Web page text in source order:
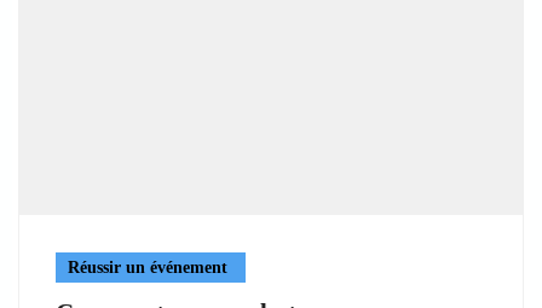
Réussir un événement